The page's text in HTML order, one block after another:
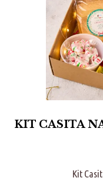
KIT CASITA
Kit